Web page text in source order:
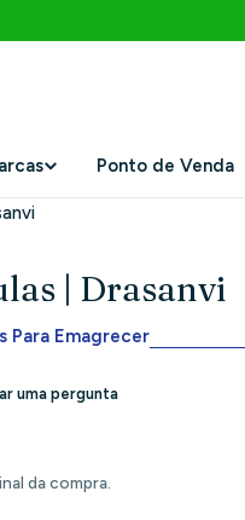
Ponto de Venda
| Drasanvi
Para Emagrecer
da compra.